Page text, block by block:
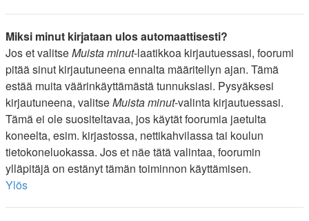
Miksi minut kirjataan ulos automaattisesti?
Jos et valitseMuista minut-laatikkoa kirjautuessasi, foorumi
pitää sinut kirjautuneena ennalta määritellyn ajan. Tämä
estää muita väärinkäyttämästä tunnuksiasi. Pysyäksesi
kirjautuneena, valitseMuista minut-valinta kirjautuessasi.
Tämä ei ole suositeltavaa, jos käytät foorumia jaetulta
koneelta, esim. kirjastossa, nettikahvilassa tai koulun
tietokoneluokassa. Jos et näe tätä valintaa, foorumin
ylläpitäjä on estänyt tämän toiminnon käyttämisen.
Ylös